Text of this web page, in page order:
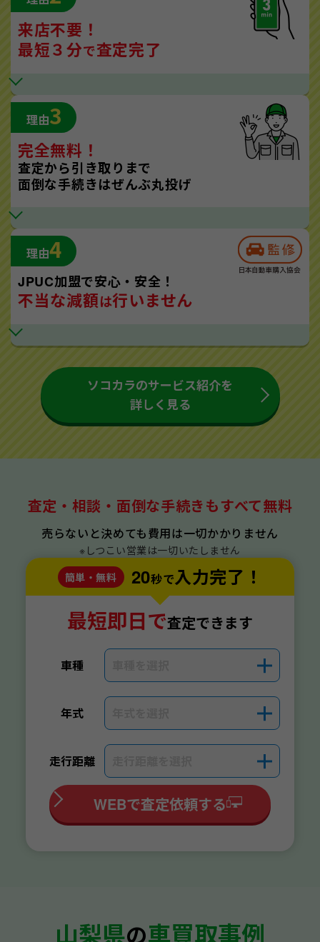
来店不要！
最短３分で査定完了
理由3
完全無料！
査定から引き取りまで
面倒な手続きはぜんぶ丸投げ
理由4
JPUC加盟で安心・安全！
不当な減額は行いません
ソコカラのサービス紹介を
詳しく見る
査定・相談・面倒な手続きもすべて無料
売らないと決めても費用は一切かかりません
※しつこい営業は一切いたしません
簡単・無料
20秒で入力完了！
最短即日で査定できます
車種 ＋
年式 ＋
走行距離 ＋
WEBで査定依頼する
山梨県の車買取事例